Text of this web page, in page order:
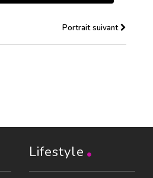
Portrait suivant
Lifestyle